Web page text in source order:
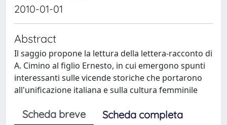
2010-01-01
Abstract
Il saggio propone la lettura della lettera-racconto di
A. Cimino al figlio Ernesto, in cui emergono spunti
interessanti sulle vicende storiche che portarono
all'unificazione italiana e sulla cultura femminile
Scheda breve
Scheda completa